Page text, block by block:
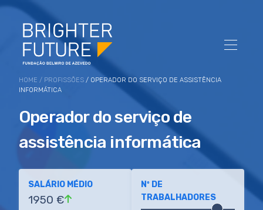
HOME / PROFISSÕES / OPERADOR DO SERVIÇO DE ASSISTÊNCIA
INFORMÁTICA
Operador do serviço de
assistência informática
SALÁRIO MÉDIO
1950 €
Nº DE
TRABALHADORES